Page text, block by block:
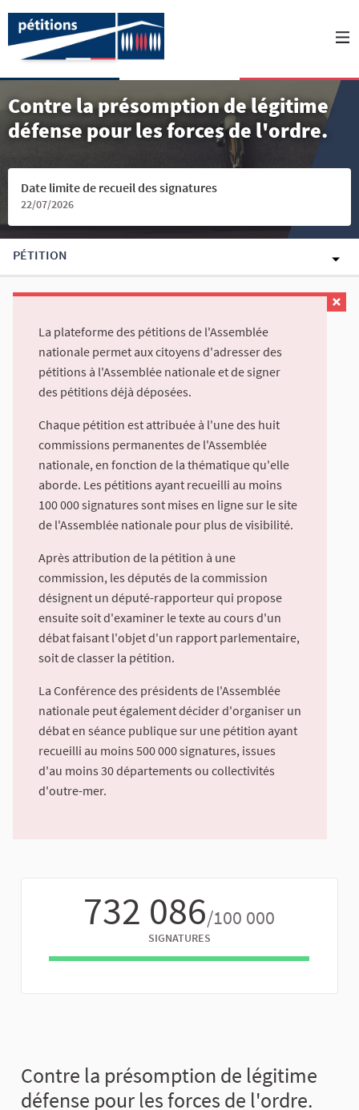
Contre la présomption de légitime
défense pour les forces de l'ordre.
Date limite de recueil des signatures
22/07/2026
PÉTITION
La plateforme des pétitions de l'Assemblée
nationale permet aux citoyens d'adresser des
pétitions à l'Assemblée nationale et de signer
des pétitions déjà déposées.
Chaque pétition est attribuée à l'une des huit
commissions permanentes de l'Assemblée
nationale, en fonction de la thématique qu'elle
aborde. Les pétitions ayant recueilli au moins
100 000 signatures sont mises en ligne sur le site
de l'Assemblée nationale pour plus de visibilité.
Après attribution de la pétition à une
commission, les députés de la commission
désignent un député-rapporteur qui propose
ensuite soit d'examiner le texte au cours d'un
débat faisant l'objet d'un rapport parlementaire,
soit de classer la pétition.
La Conférence des présidents de l'Assemblée
nationale peut également décider d'organiser un
débat en séance publique sur une pétition ayant
recueilli au moins 500 000 signatures, issues
d'au moins 30 départements ou collectivités
d'outre-mer.
732 086/100 000
SIGNATURES
Contre la présomption de légitime
défense pour les forces de l'ordre.